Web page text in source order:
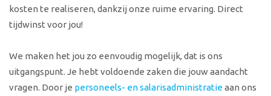
kosten te realiseren, dankzij onze ruime ervaring. Direct
tijdwinst voor jou!
We maken het jou zo eenvoudig mogelijk, dat is ons
uitgangspunt. Je hebt voldoende zaken die jouw aandacht
vragen. Door je personeels- en salarisadministratieaan ons